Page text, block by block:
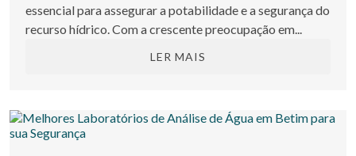
essencial para assegurar a potabilidade e a segurança do
recurso hídrico. Com a crescente preocupação em...
LER MAIS